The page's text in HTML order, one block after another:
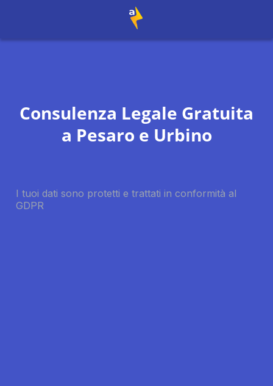
Consulenza Legale Gratuita
a Pesaro e Urbino